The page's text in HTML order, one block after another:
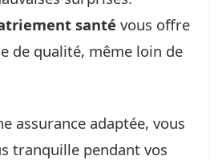
santé vous offre
de qualité, même loin de
assurance adaptée, vous
tranquille pendant vos